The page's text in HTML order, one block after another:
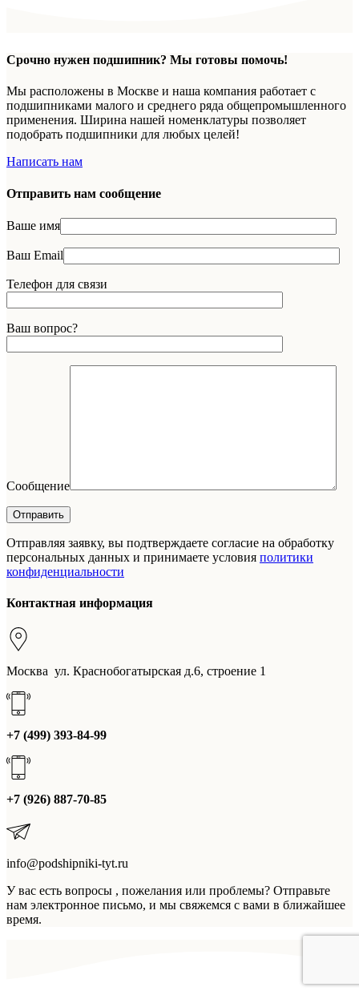
Срочно нужен подшипник? Мы готовы помочь!
Мы расположены в Москве и наша компания работает с
подшипниками малого и среднего ряда общепромышленного
применения. Ширина нашей номенклатуры позволяет
подобрать подшипники для любых целей!
Написать нам
Отправить нам сообщение
Ваше имя
Ваш Email
Телефон для связи
Ваш вопрос?
Сообщение
Отправляя заявку, вы подтверждаете согласие на обработку
персональных данных и принимаете условия политики
конфиденциальности
Контактная информация
Москва ул. Краснобогатырская д.6, строение 1
+7 (499) 393-84-99
+7 (926) 887-70-85
info@podshipniki-tyt.ru
У вас есть вопросы , пожелания или проблемы? Отправьте
нам электронное письмо, и мы свяжемся с вами в ближайшее
время.